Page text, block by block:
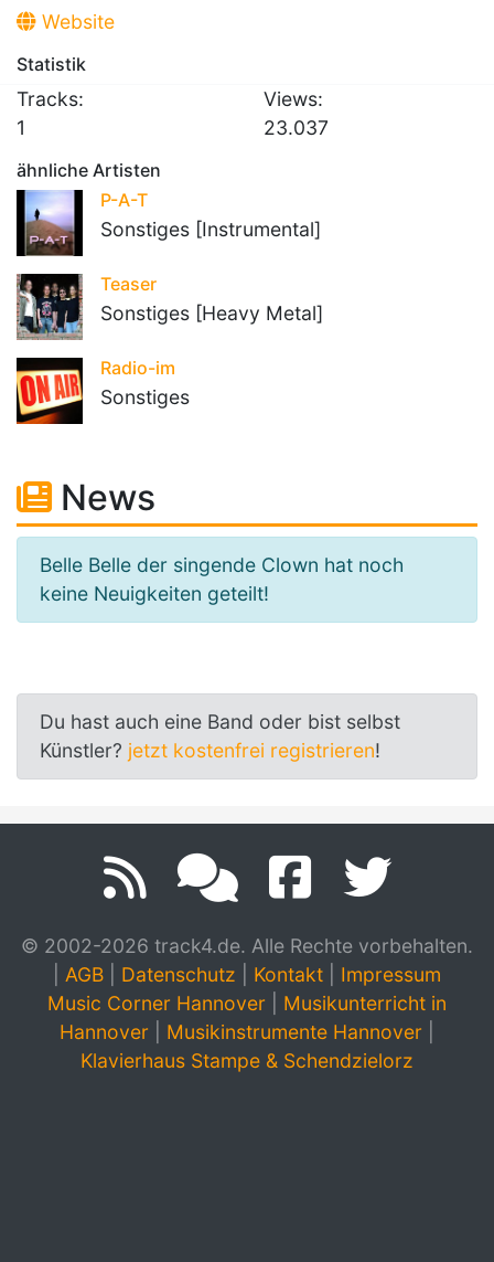
Website
Statistik
Tracks:
1
Views:
23.037
ähnliche Artisten
P-A-T
Sonstiges [Instrumental]
Teaser
Sonstiges [Heavy Metal]
Radio-im
Sonstiges
News
Belle Belle der singende Clown hat noch
keine Neuigkeiten geteilt!
Du hast auch eine Band oder bist selbst
Künstler? jetzt kostenfrei registrieren!
© 2002-2026 track4.de. Alle Rechte vorbehalten.
AGB Datenschutz Kontakt
Impressum
Music Corner Hannover
Musikunterricht in
Hannover
Musikinstrumente Hannover
Klavierhaus Stampe & Schendzielorz